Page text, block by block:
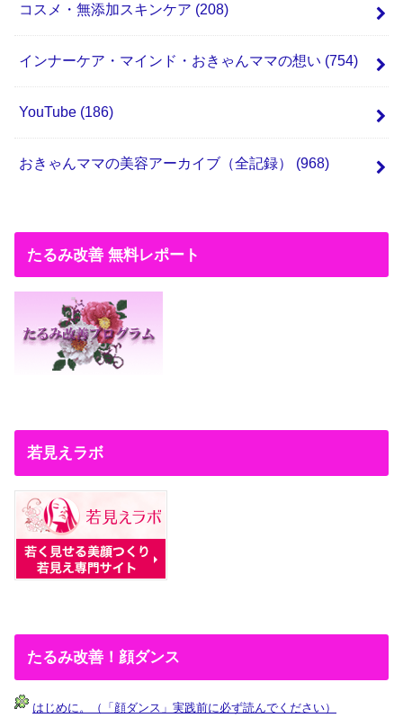
コスメ・無添加スキンケア (208)
インナーケア・マインド・おきゃんママの想い (754)
YouTube (186)
おきゃんママの美容アーカイブ（全記録） (968)
たるみ改善 無料レポート
若見えラボ
たるみ改善！顔ダンス
はじめに。（「顔ダンス」実践前に必ず読んでください）